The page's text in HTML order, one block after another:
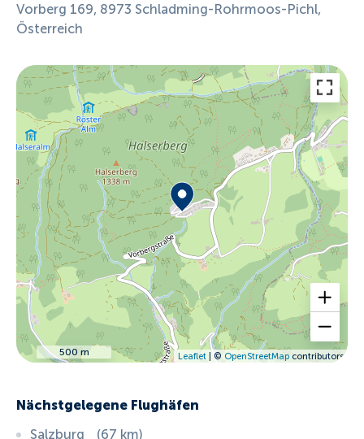
Vorberg 169, 8973 Schladming-Rohrmoos-Pichl,
Österreich
500 m Leaflet| © OpenStreetMapcontributors
Nächstgelegene Flughäfen
Salzburg
(67 km)